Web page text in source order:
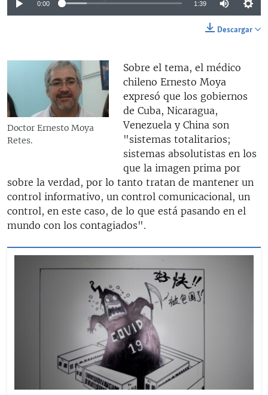
0:00 1:39
Descargar
Doctor Ernesto Moya
Retes.
Sobre el tema, el médico
chileno Ernesto Moya
expresó que los gobiernos
de Cuba, Nicaragua,
Venezuela y China son
"sistemas totalitarios;
sistemas absolutistas en los
que la imagen prima por
sobre la verdad, por lo tanto tratan de mantener un
control informativo, un control comunicacional, un
control, en este caso, de lo que está pasando en el
mundo con los contagiados".